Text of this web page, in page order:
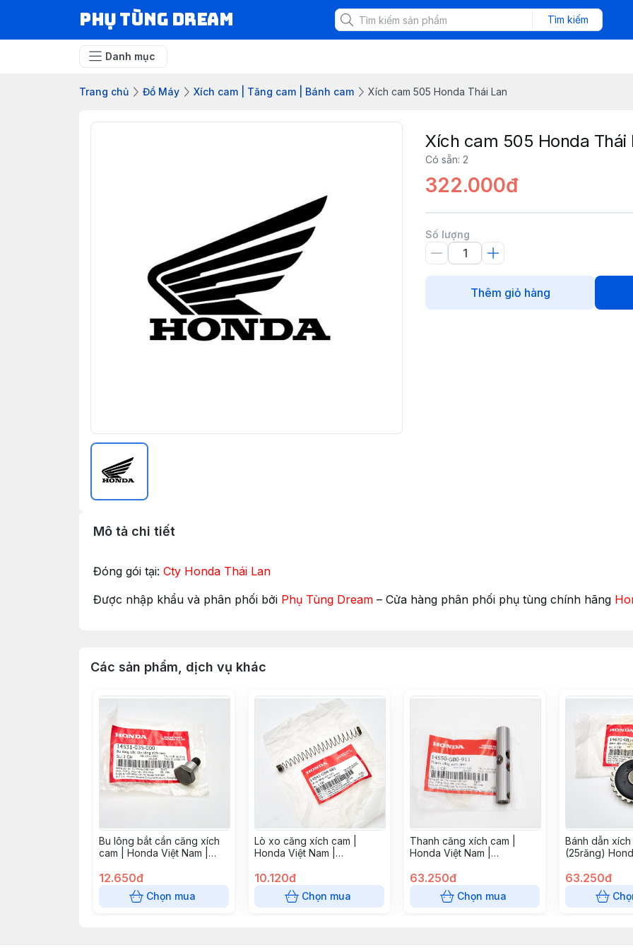
Phụ Tùng Dream Tìm kiếm
Danh mục
Trang chủ Đồ Máy Xích cam | Tăng cam | Bánh cam Xích cam 505 Honda Thái Lan
Xích cam 505 Honda Thái
Có sẵn: 2
322.000đ
Số lượng
Thêm giỏ hàng
Mô tả chi tiết
Đóng gói tại: Cty Honda Thái Lan
Được nhập khẩu và phân phối bởi Phụ Tùng Dream – Cửa hàng phân phối phụ tùng chính hãng
Các sản phẩm, dịch vụ khác
Bu lông bắt cần căng xích
cam | Honda Việt Nam |
12.650đ
Chọn mua
Lò xo căng xích cam |
Honda Việt Nam |
10.120đ
Chọn mua
Thanh căng xích cam |
Honda Việt Nam |
63.250đ
Chọn mua
Bánh dẫn xích
(25răng)
63.250đ